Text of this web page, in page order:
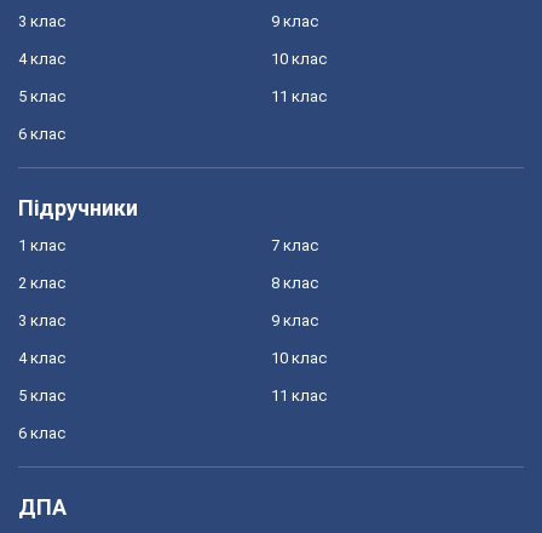
3 клас
4 клас
5 клас
6 клас
9 клас
10 клас
11 клас
Підручники
1 клас
2 клас
3 клас
4 клас
5 клас
6 клас
7 клас
8 клас
9 клас
10 клас
11 клас
ДПА